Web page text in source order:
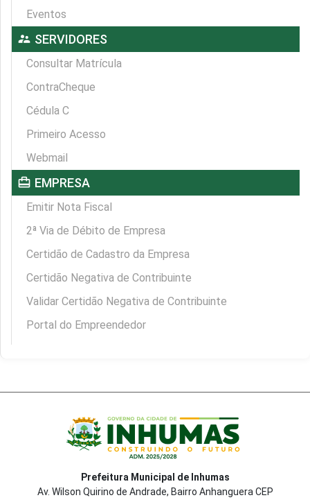
Eventos
supervisor_account SERVIDORES
Consultar Matrícula
ContraCheque
Cédula C
Primeiro Acesso
Webmail
card_travel EMPRESA
Emitir Nota Fiscal
2ª Via de Débito de Empresa
Certidão de Cadastro da Empresa
Certidão Negativa de Contribuinte
Validar Certidão Negativa de Contribuinte
Portal do Empreendedor
Prefeitura Municipal de Inhumas
Av. Wilson Quirino de Andrade, Bairro Anhanguera CEP